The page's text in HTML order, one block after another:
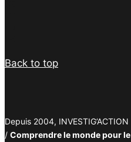
Back to top
Depuis 2004, INVESTIG’ACTION
/ Comprendre le monde pour le